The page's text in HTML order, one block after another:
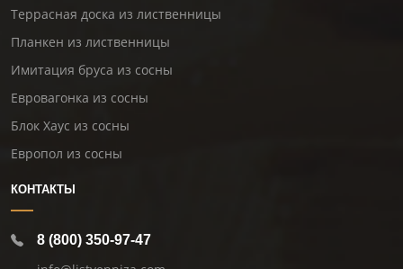
Террасная доска из лиственницы
Планкен из лиственницы
Имитация бруса из сосны
Евровагонка из сосны
Блок Хаус из сосны
Европол из сосны
КОНТАКТЫ
8 (800) 350-97-47